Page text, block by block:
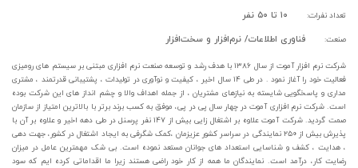
تعداد نفرات: ۱۰ تا ۵۰ نفر
صنعت: فناوری اطلاعات/ نرم‌افزار و سخت‌افزار
شرکت نرم افزار آموت از سال ۱۳۸۶ با هدف رشد و توسعه صنعت نرم افزاری مبتنی بر سیستم های رومیزی
فعالیت خود را آغاز نمود . در طی ۱۴ سال اخیر ، کیفیت و نوآوری در تولیدات ، پشتیبانی قدرتمند ، مشتری
مداری و پاسخگویی شایسته به نیازهای مشتریان ، از جمله اهداف والا و چشم انداز های این شرکت بوده
است. شرکت نرم افزاری آموت در چهار سال پی در پی، موفق به کسب برند برتر با بالاترین امتیاز از سازمان
صمت گردید. شرکت آموت علاوه بر اشتغال زایی بیش از ۱۴۷ نفر پرسنل در طی دهه اخیر و علاوه بر آن با
پذیرش بیش از ۲۵۰ نمایندگی در سراسر کشور عزیزمان ،کمک شگرفی به ایجاد اشتغال در کشور، جهت دهی
، هدایت ، کشف و شناسایی استعداد های جوانان مستعد نموده است. بی شک مهمترین عامل در میزان
رضایت کار، درآمد است. نمایندگان ما همه از کار خود راضی هستند زیرا ما اقداماتی کرده ایم که سود